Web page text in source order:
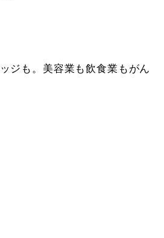
ジも。美容業も飲食業もがん